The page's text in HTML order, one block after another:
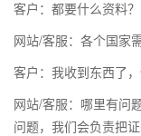
客户：都要什么资料？
网站/客服：各个国家
客户：我收到东西了
网站/客服：哪里有问
问题，我们会负责把证